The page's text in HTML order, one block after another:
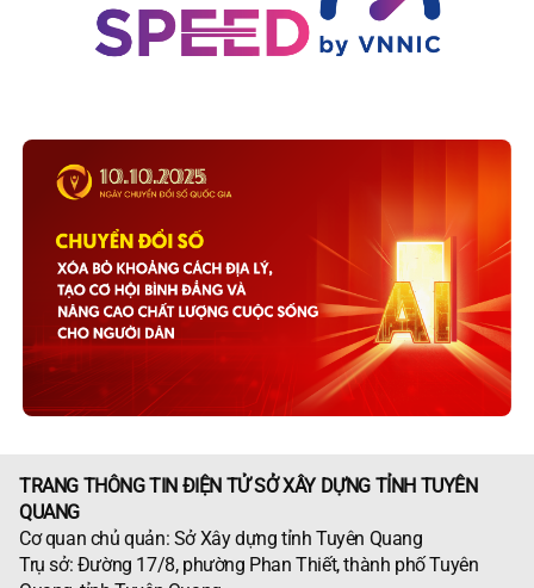
TRANG THÔNG TIN ĐIỆN TỬ SỞ XÂY DỰNG TỈNH TUYÊN
QUANG
Cơ quan chủ quản: Sở Xây dựng tỉnh Tuyên Quang
Trụ sở: Đường 17/8, phường Phan Thiết, thành phố Tuyên